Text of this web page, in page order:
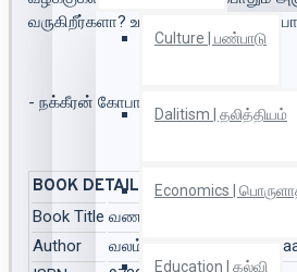
Culture | பண்பாடு
Dalitism | தலித்தியம்
Economics |
Education | கல்வி
வருகிறீர்களா? உங்கள் மீதான என்
- நக்கீரன் கோபால்
BOOK DETAILS
Book Title வணக்கம் (வணக்கம்)
Author
வலம்புரிஜான்